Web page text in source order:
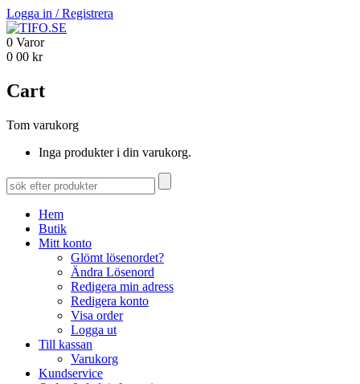
Logga in /Registrera
0 Varor
0 00 kr
Cart
Tom varukorg
Inga produkter i din varukorg.
Hem
Butik
Mitt konto
Glömt lösenordet?
Ändra Lösenord
Redigera min adress
Redigera konto
Visa order
Logga ut
Till kassan
Varukorg
Kundservice